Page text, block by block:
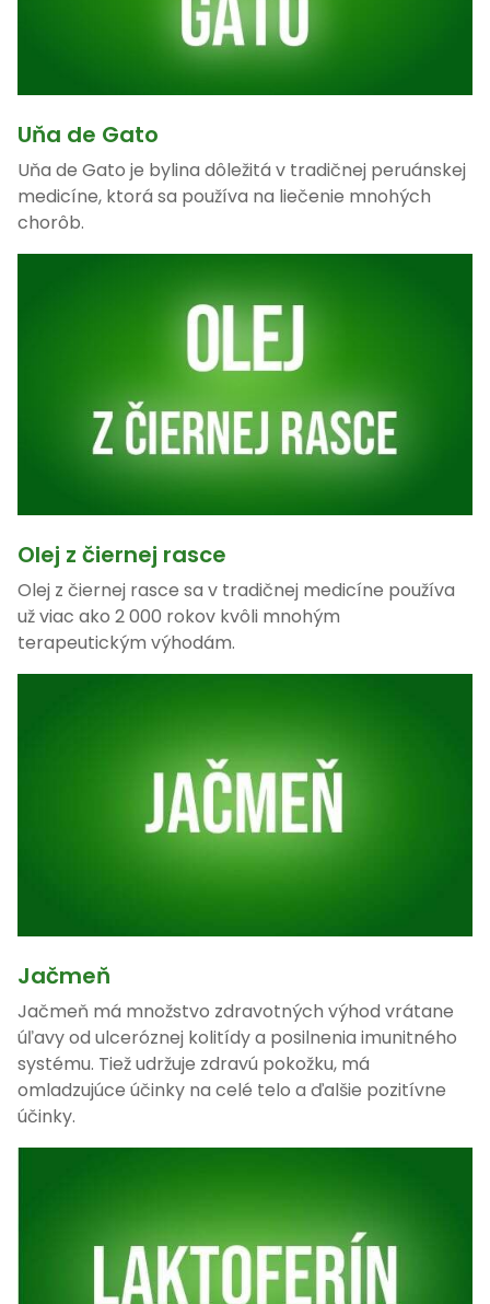
Uňa de Gato
Uňa de Gato je bylina dôležitá v tradičnej peruánskej
medicíne, ktorá sa používa na liečenie mnohých
chorôb.
Olej z čiernej rasce
Olej z čiernej rasce sa v tradičnej medicíne používa
už viac ako 2 000 rokov kvôli mnohým
terapeutickým výhodám.
Jačmeň
Jačmeň má množstvo zdravotných výhod vrátane
úľavy od ulceróznej kolitídy a posilnenia imunitného
systému. Tiež udržuje zdravú pokožku, má
omladzujúce účinky na celé telo a ďalšie pozitívne
účinky.